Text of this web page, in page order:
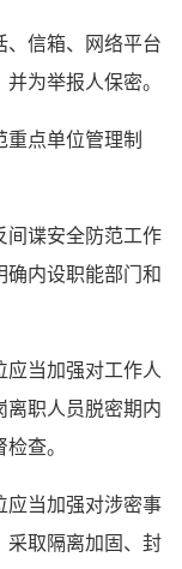
、信箱、网络平台
为举报人保密。
点单位管理制
间谍安全防范工作
内设职能部门和
当加强对工作人
离职人员脱密期内
查。
当加强对涉密事
采取隔离加固、封